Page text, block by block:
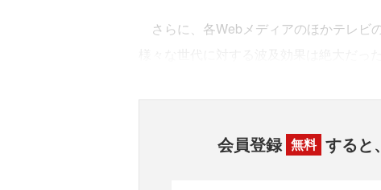
さらに、各Webメディアのほかテレビ
会員登録 無料 すると